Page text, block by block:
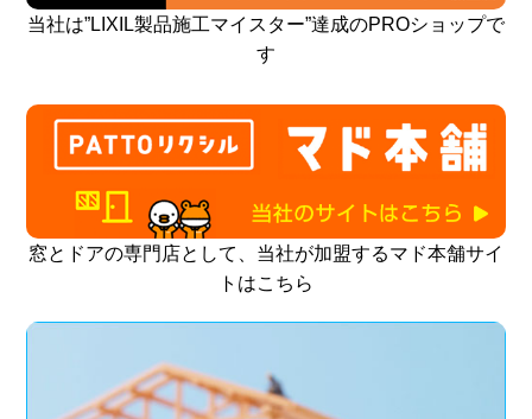
当社は”LIXIL製品施工マイスター”達成のPROショップで
す
窓とドアの専門店として、当社が加盟するマド本舗サイ
トはこちら